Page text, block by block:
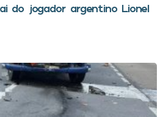
do jogador argentino Lionel